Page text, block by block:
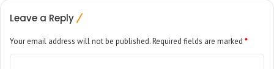
Leave a Reply
Your email address will not be published.Required fields are marked *